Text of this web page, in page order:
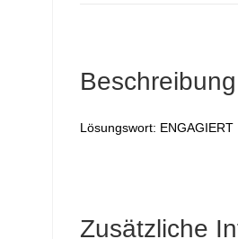
Beschreibung
Lösungswort: ENGAGIERT
Zusätzliche